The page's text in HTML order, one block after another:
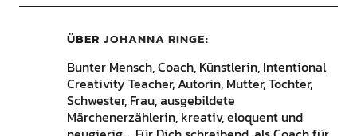
ÜBER JOHANNA RINGE
Bunter Mensch, Coach, Künstlerin, Intentional
Creativity Teacher, Autorin, Mutter, Tochter,
Schwester, Frau, ausgebildete
Märchenerzählerin, kreativ, eloquent und